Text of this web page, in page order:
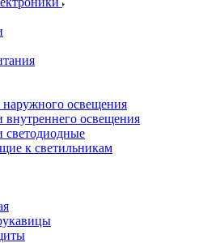
освещения
внутреннего освещения
светодиодные
к светильникам